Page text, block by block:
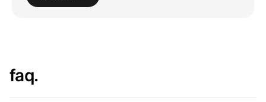
faq.